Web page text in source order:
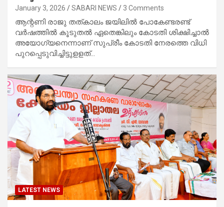
January 3, 2026 SABARI NEWS 3 Comments
ആന്റണി രാജു തത്കാലം ജയിലില്‍ പോകേണ്ടരണ്ട്
വര്‍ഷത്തില്‍ കൂടുതല്‍ ഏതെങ്കിലും കോടതി ശിക്ഷിച്ചാല്‍
അയോഗ്യനെന്നാണ് സുപ്രീം കോടതി നേരത്തെ വിധി
പുറപ്പെടുവിച്ചിട്ടുളളത്…
LATEST NEWS